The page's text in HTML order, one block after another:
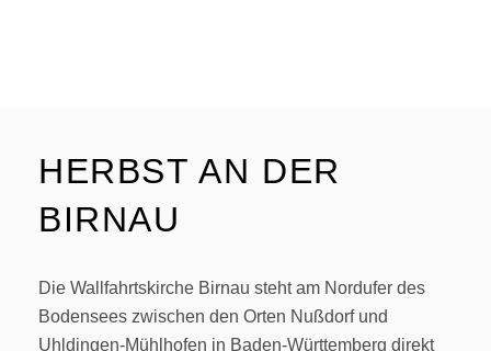
HERBST AN DER
BIRNAU
Die Wallfahrtskirche Birnau steht am Nordufer des
Bodensees zwischen den Orten Nußdorf und
Uhldingen-Mühlhofen in Baden-Württemberg direkt